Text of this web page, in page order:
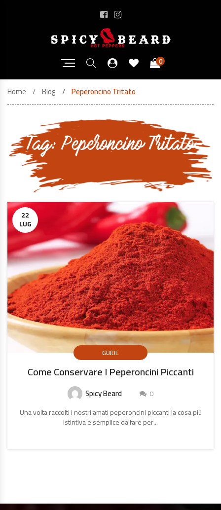
0
Home Blog Peperoncino Tritato
Tag:Peperoncino Tritato
22
LUG
GUIDE
Come Conservare I Peperoncini Piccanti
Spicy Beard
0
Una volta raccolti i nostri amati peperoncini piccanti la cosa più
istintiva e semplice da fare per...